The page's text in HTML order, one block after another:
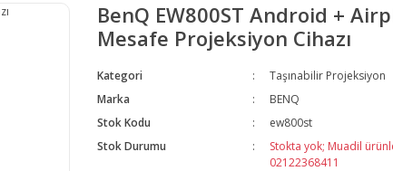
BenQ EW800ST Android +
Mesafe Projeksiyon Cihazı
Kategori
Taşınabilir Projeksiyon
Marka
BENQ
Stok Kodu
ew800st
Stok Durumu
Stokta yok; Muadil
02122368411